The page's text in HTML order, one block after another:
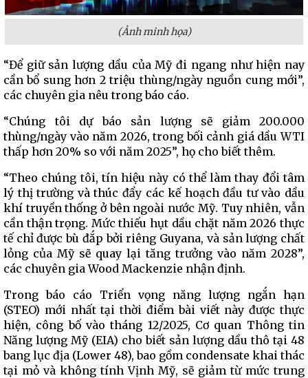
(Ảnh minh họa)
“Để giữ sản lượng dầu của Mỹ đi ngang như hiện nay
cần bổ sung hơn 2 triệu thùng/ngày nguồn cung mới”,
các chuyên gia nêu trong báo cáo.
“Chúng tôi dự báo sản lượng sẽ giảm 200.000
thùng/ngày vào năm 2026, trong bối cảnh giá dầu WTI
thấp hơn 20% so với năm 2025”, họ cho biết thêm.
“Theo chúng tôi, tín hiệu này có thể làm thay đổi tâm
lý thị trường và thúc đẩy các kế hoạch đầu tư vào dầu
khí truyền thống ở bên ngoài nước Mỹ. Tuy nhiên, vẫn
cần thận trọng. Mức thiếu hụt dầu chặt năm 2026 thực
tế chỉ được bù đắp bởi riêng Guyana, và sản lượng chất
lỏng của Mỹ sẽ quay lại tăng trưởng vào năm 2028”,
các chuyên gia Wood Mackenzie nhận định.
Trong báo cáo Triển vọng năng lượng ngắn hạn
(STEO) mới nhất tại thời điểm bài viết này được thực
hiện, công bố vào tháng 12/2025, Cơ quan Thông tin
Năng lượng Mỹ (EIA) cho biết sản lượng dầu thô tại 48
bang lục địa (Lower 48), bao gồm condensate khai thác
tại mỏ và không tính Vịnh Mỹ, sẽ giảm từ mức trung